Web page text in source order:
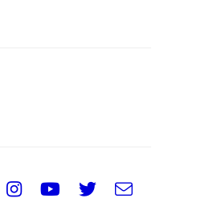
Instagram
Youtube
Twitter
e-